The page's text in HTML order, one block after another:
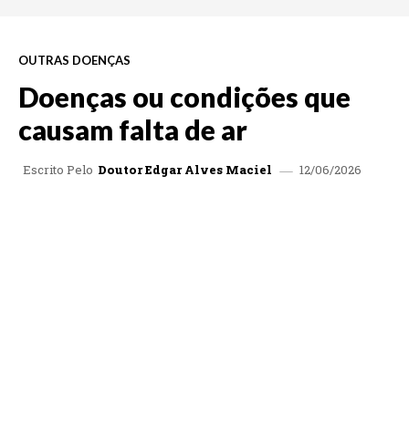
OUTRAS DOENÇAS
Doenças ou condições que
causam falta de ar
Escrito Pelo Doutor Edgar Alves Maciel 12/06/2026